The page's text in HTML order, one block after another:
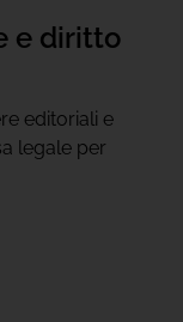
e diritto
editoriali e
legale per